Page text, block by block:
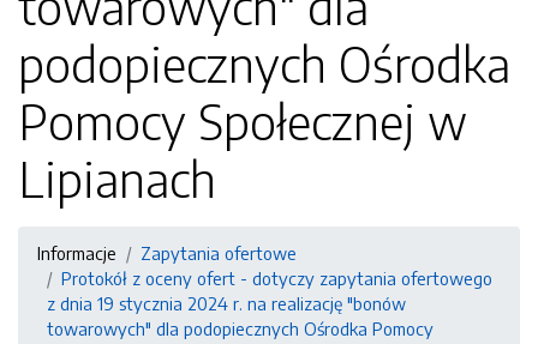
podopiecznych Ośrodka
Pomocy Społecznej w
Lipianach
Informacje
Zapytania ofertowe
Protokół z oceny ofert - dotyczy zapytania ofertowego
z dnia 19 stycznia 2024 r. na realizację "bonów
towarowych" dla podopiecznych Ośrodka Pomocy